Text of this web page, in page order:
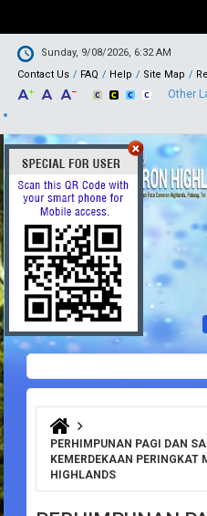
Sunday, 9/08/2026, 6:32 AM
Contact Us
FAQ Help Site Map
Other
Search form
You are here
PERHIMPUNAN PAGI DAN
KEMERDEKAAN PERINGKAT
HIGHLANDS